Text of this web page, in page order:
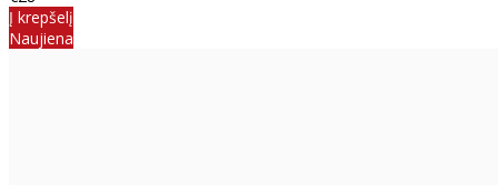
Į krepšelį
Naujiena